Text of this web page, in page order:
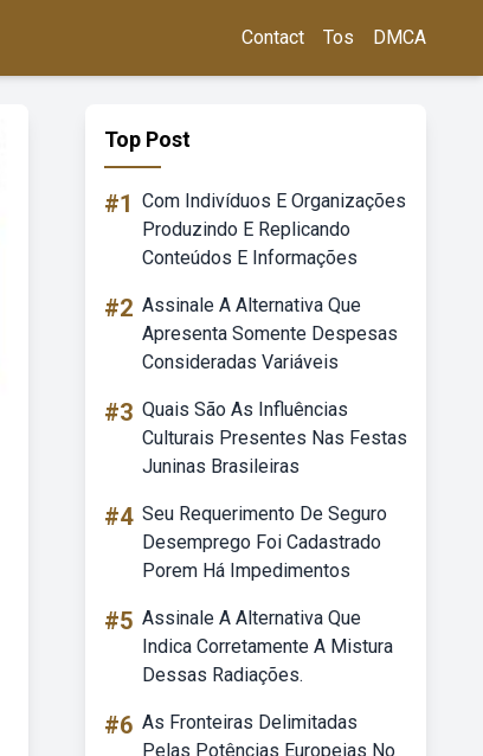
Contact Tos DMCA
Top Post
#1 Com Indivíduos E Organizações
Produzindo E Replicando
Conteúdos E Informações
#2 Assinale A Alternativa Que
Apresenta Somente Despesas
Consideradas Variáveis
#3 Quais São As Influências
Culturais Presentes Nas Festas
Juninas Brasileiras
#4 Seu Requerimento De Seguro
Desemprego Foi Cadastrado
Porem Há Impedimentos
#5 Assinale A Alternativa Que
Indica Corretamente A Mistura
Dessas Radiações.
#6 As Fronteiras Delimitadas
Pelas Potências Europeias No